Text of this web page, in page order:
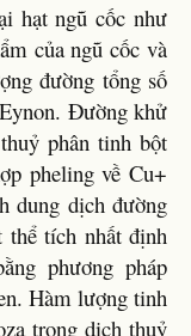
hạt ngũ cốc như
của ngũ cốc và
đường tổng số
Đường khử
phân tinh bột
pheling về Cu+
dung dịch đường
tích nhất định
phương pháp
Hàm lượng tinh
trong dịch thuỷ